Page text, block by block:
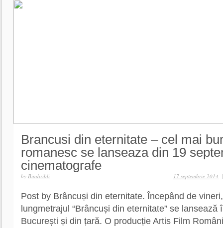
Brancusi din eternitate – cel mai
romanesc se lanseaza din 19
cinematografe
by Bindiribli |
17 septembrie 2014
Post by Brâncuși din eternitate. Începând de
lungmetrajul “Brâncuși din eternitate” se
București și din țară. O producție Artis Film